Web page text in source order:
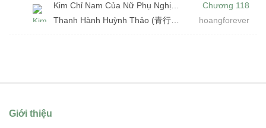
Chương 118
hoangforever
Giới thiệu